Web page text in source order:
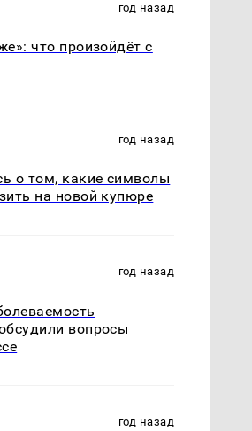
год назад
что произойдёт с
год назад
о том, какие символы
на новой купюре
год назад
вопросы
год назад